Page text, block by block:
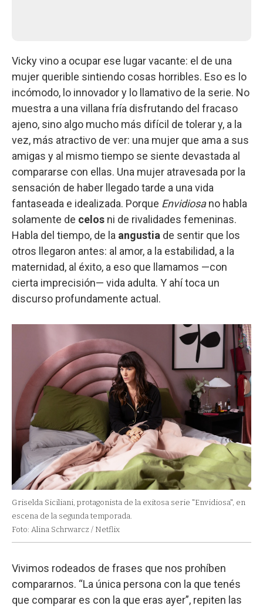
Vicky vino a ocupar ese lugar vacante: el de una
mujer querible sintiendo cosas horribles. Eso es lo
incómodo, lo innovador y lo llamativo de la serie. No
muestra a una villana fría disfrutando del fracaso
ajeno, sino algo mucho más difícil de tolerar y, a la
vez, más atractivo de ver: una mujer que ama a sus
amigas y al mismo tiempo se siente devastada al
compararse con ellas. Una mujer atravesada por la
sensación de haber llegado tarde a una vida
fantaseada e idealizada. Porque Envidiosano habla
solamente de celos ni de rivalidades femeninas.
Habla del tiempo, de la angustia de sentir que los
otros llegaron antes: al amor, a la estabilidad, a la
maternidad, al éxito, a eso que llamamos —con
cierta imprecisión— vida adulta. Y ahí toca un
discurso profundamente actual.
Griselda Siciliani, protagonista de la exitosa serie "Envidiosa", en
escena de la segunda temporada.
Foto: Alina Schrwarcz / Netflix
Vivimos rodeados de frases que nos prohíben
compararnos. “La única persona con la que tenés
que comparar es con la que eras ayer”, repiten las